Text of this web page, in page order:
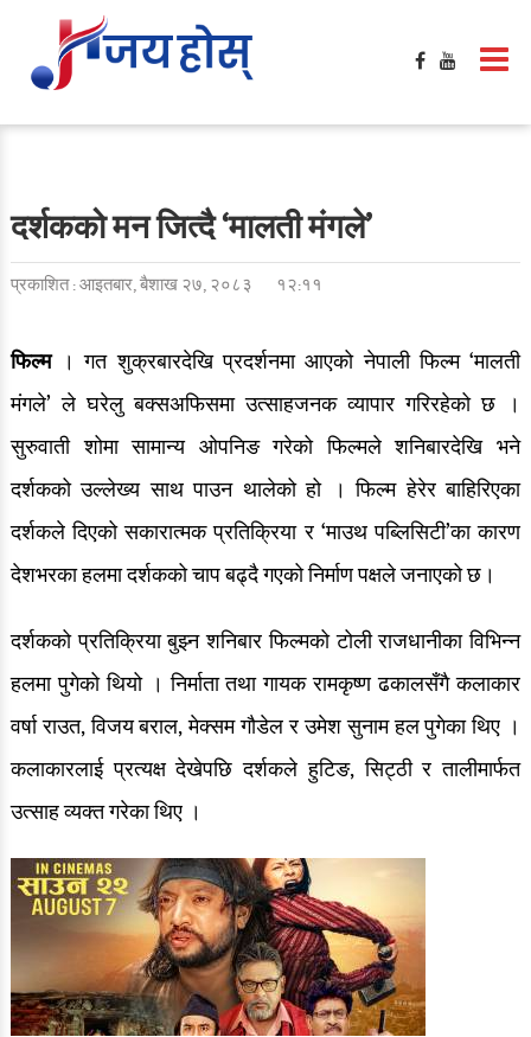
दर्शकको मन जित्दै ‘मालती मंगले’
प्रकाशित : आइतबार, बैशाख २७, २०८३ १२:११
फिल्म। गत शुक्रबारदेखि प्रदर्शनमा आएको नेपाली फिल्म ‘मालती
मंगले’ ले घरेलु बक्सअफिसमा उत्साहजनक व्यापार गरिरहेको छ ।
सुरुवाती शोमा सामान्य ओपनिङ गरेको फिल्मले शनिबारदेखि भने
दर्शकको उल्लेख्य साथ पाउन थालेको हो । फिल्म हेरेर बाहिरिएका
दर्शकले दिएको सकारात्मक प्रतिक्रिया र ‘माउथ पब्लिसिटी’का कारण
देशभरका हलमा दर्शकको चाप बढ्दै गएको निर्माण पक्षले जनाएको छ।
दर्शकको प्रतिक्रिया बुझ्न शनिबार फिल्मको टोली राजधानीका विभिन्न
हलमा पुगेको थियो । निर्माता तथा गायक रामकृष्ण ढकालसँगै कलाकार
वर्षा राउत, विजय बराल, मेक्सम गौडेल र उमेश सुनाम हल पुगेका थिए ।
कलाकारलाई प्रत्यक्ष देखेपछि दर्शकले हुटिङ, सिट्ठी र तालीमार्फत
उत्साह व्यक्त गरेका थिए ।